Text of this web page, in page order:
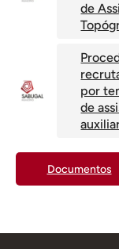
de
por
de
Documentos